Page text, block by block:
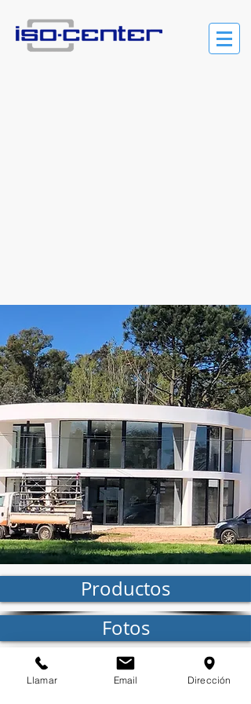
Productos
Fotos
Empresa
Llamar Email Dirección